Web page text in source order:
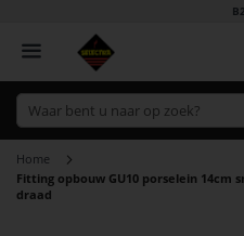
Home
Fitting opbouw GU10 porselein 14cm
draad